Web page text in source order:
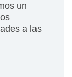
un
a las